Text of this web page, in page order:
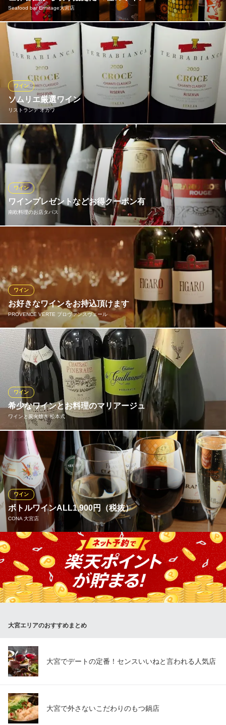
南イタリア料理を味わう
ＪＲ大宮駅西口 徒歩3分
埼玉県さいたま市大宮区桜木町2-7-8 第11松ビル1F
Seafood bar Ermitage大宮店
シーフードとワインのペアリングも当店の醍醐味。イタリアのワ
インをはじめ、フランス、スペイン、チリ、カリフォルニアと世
界各国から選りすぐりのラインナップをご用意。ボトルはもちろ
ん、グラスで提供しているものも多いため様々な味を試していた
だけます。カジュアルに楽しめるお洒落なワインカクテルもおす
すめ♪
個室完備魚介イタリアン
ＪＲ大宮駅 徒歩2分
埼玉県さいたま市大宮区仲町1-60 大宮アイスビル3F
ソムリエ厳選ワイン
リストランテ オガワ
ワイン
お料理とワインの両方を楽しんで頂けるよう、ソムリエが厳選し
たワインを多数取り揃えております。限定の特別なワインを入荷
することもございますので、スタッフまでお尋ねください。ま
た、迷った際にはソムリエがお好みやお料理に合うワインをご紹
介させて頂きます。種類豊富なワインで至福のひとときを。
リストランテ オガワ
ＪＲ大宮駅東口 徒歩9分
埼玉県さいたま市大宮区東町2-288-1 鈴木ビル1F
ワインプレゼントなどお得クーポン有
南欧料理のお店タパス
ワイン
当店のワインリストはこだわりの品々がぎっしり！赤ワインから
シャンパンまでお客様のご要望に合わせておすすめを提供いたし
ます。前菜に合うもの、お肉料理に合うもの、それぞれでご自身
のお好きなワインを探されてはいかがですか？初めて来るんだけ
ど何故か懐かしさがある、居心地の良い空間へお客様をご案内い
たします。
南欧料理のお店タパス
南欧料理とお酒のお店
ＪＲ大宮駅 徒歩5分
埼玉県さいたま市大宮区大門町2-109 大越ビル1F
お好きなワインをお持込頂けます
PROVENCE VERTE プロヴァンスヴェール
ワイン
当店では、一本１５００円にて、お好きなワインをお持込頂けま
す♪
PROVENCE VERTE プロヴァンスヴェール
南フランス料理
ＪＲ大宮駅東口 徒歩7分
埼玉県さいたま市大宮区大門町3-50 VIPロイヤル氷川台B1
希少なワインとお料理のマリアージュ
ワインと炭火焼き 松本式
ワイン
ワインは、フランス、イタリアをメインに他ヨーロッパのものを
常時25種類ほど取り揃えております。一般流通していない銘柄な
どをワインインポーターより直接買い付けるため、お値段もリー
ズナブル◎1万円台のシャンパーニュのほか、ボトルは3,500円
～、グラスは700円～のものをご用意。
ワインと炭火焼き 松本式
フレンチ、イタリアン
ＪＲ大宮駅 徒歩5分
埼玉県さいたま市大宮区下町1-29 藤沼ビル2F
ボトルワインALL1,900円（税抜）
CONA 大宮店
ワイン
豊富なメニュー数を誇るボトルワインは全て1,900円均一♪（税抜
き）ワインセラーからご自由にお選び頂けます！ 80種類以上のワ
インの中から、お好みのワインをみつけてください♪500円の窯焼
きピザとの相性も◎ワインにピッタリのアラカルトもご用意して
おります！
ピッツァ＆ワインバール
埼玉県さいたま市大宮区宮町1-57
大宮エリアのおすすめまとめ
大宮でデートの定番！センスいいねと言われる人気店
大宮で外さないこだわりのもつ鍋店